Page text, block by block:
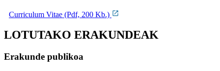
Curriculum Vitae (Pdf, 200 Kb.)
LOTUTAKO ERAKUNDEAK
Erakunde publikoa